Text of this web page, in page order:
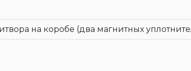
на коробе (два магнитных